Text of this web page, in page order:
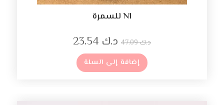
N1 للسمرة
د.ك47.09 د.ك
إضافة إلى السلة